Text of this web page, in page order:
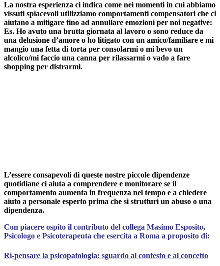
La nostra esperienza ci indica come nei momenti in cui abbiamo
vissuti spiacevoli utilizziamo comportamenti compensatori che ci
aiutano a mitigare fino ad annullare emozioni per noi negative:
Es. Ho avuto una brutta giornata al lavoro o sono reduce da
una delusione d’amore o ho litigato con un amico/familiare e mi
mangio una fetta di torta per consolarmi o mi bevo un
alcolico/mi faccio una canna per rilassarmi o vado a fare
shopping per distrarmi.
L’essere consapevoli di queste nostre piccole dipendenze
quotidiane ci aiuta a comprendere e monitorare se il
comportamento aumenta in frequenza nel tempo e a chiedere
aiuto a personale esperto prima che si strutturi un abuso o una
dipendenza.
Con piacere ospito il contributo del collega Masimo Esposito,
Psicologo e Psicoterapeuta che esercita a Roma a proposito di:
Ri-pensare la psicopatologia: sguardo al contesto e al concetto